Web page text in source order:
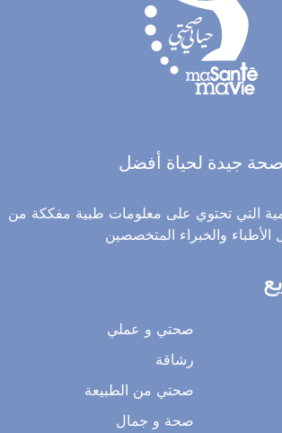
صحة جيدة لحياة أفضل
التي تحتوي على معلومات طبية مفككة من
الأطباء والخبراء المتخصصين
صحتي و عملي
رشاقة
صحتي من الطبيعة
صحة و جمال